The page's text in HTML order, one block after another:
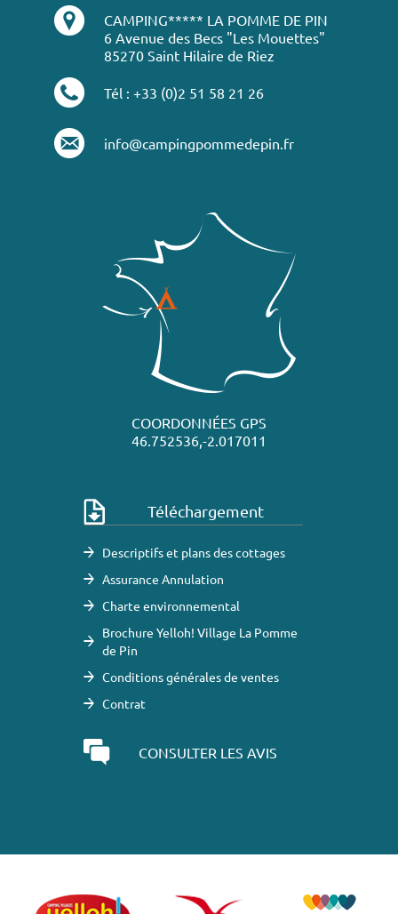
CAMPING***** LA POMME DE PIN
6 Avenue des Becs "Les Mouettes"
85270 Saint Hilaire de Riez
Tél : +33 (0)2 51 58 21 26
info@campingpommedepin.fr
COORDONNÉES GPS
46.752536,-2.017011
Téléchargement
Descriptifs et plans des cottages
Assurance Annulation
Charte environnemental
Brochure Yelloh! Village La Pomme
de Pin
Conditions générales de ventes
Contrat
CONSULTER LES AVIS